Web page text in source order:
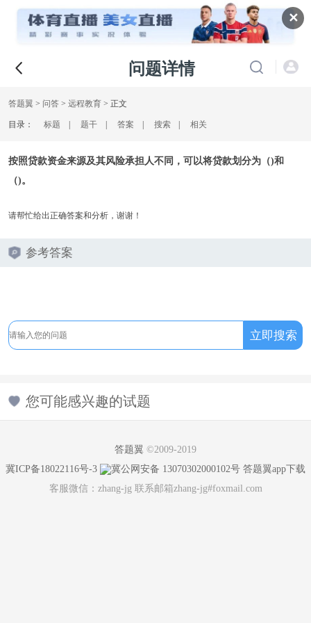
✕
问题详情
答题翼> 问答 > 远程教育> 正文
目录： 标题 | 题干 | 答案 | 搜索 | 相关
按照贷款资金来源及其风险承担人不同，可以将贷款划分为（)和
（)。
请帮忙给出正确答案和分析，谢谢！
参考答案
您可能感兴趣的试题
答题翼 ©2009-2019
冀ICP备18022116号-3
冀公网安备 13070302000102号 答题翼app下载
客服微信：zhang-jg 联系邮箱zhang-jg#foxmail.com